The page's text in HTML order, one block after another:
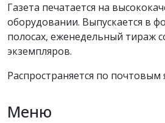
Газета печатается на
оборудовании. Выпускается в
полосах, еженедельный тираж
экземпляров.
Распространяется по
Меню